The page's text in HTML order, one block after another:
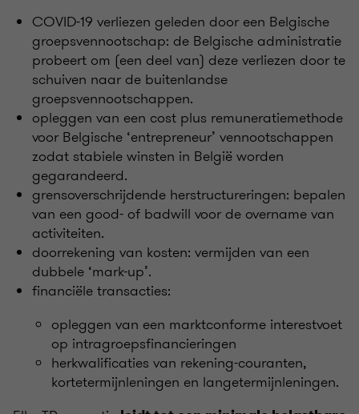
COVID-19 verliezen geleden door een Belgische
groepsvennootschap: de Belgische administratie
probeert om (een deel van) deze verliezen door te
schuiven naar de buitenlandse
groepsvennootschappen.
opleggen van een cost plus remuneratiemethode
voor Belgische ‘entrepreneur’ vennootschappen
zodat stabiele winsten in België worden
gegarandeerd.
grensoverschrijdende herstructureringen: bepalen
van een good- of badwill voor de overname van
activiteiten.
doorrekening van kosten: vermijden van een
dubbele ‘mark-up’.
financiële transacties:
opleggen van een marktconforme interestvoet
op intragroepsfinancieringen
herkwalificaties van rekening-couranten,
kortetermijnleningen en langetermijnleningen.